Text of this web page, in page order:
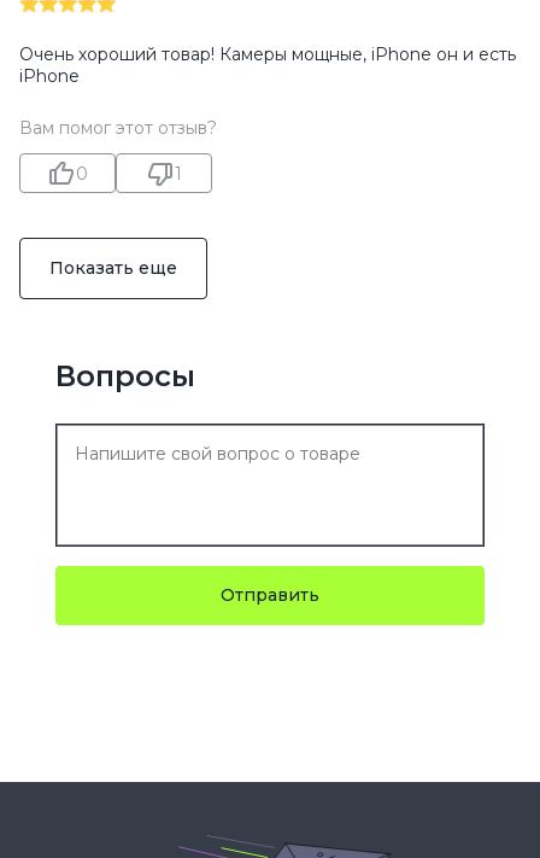
Очень хороший товар! Камеры мощные, iPhone он и есть
iPhone
Вам помог этот отзыв?
0 1
Показать еще
Вопросы
Отправить